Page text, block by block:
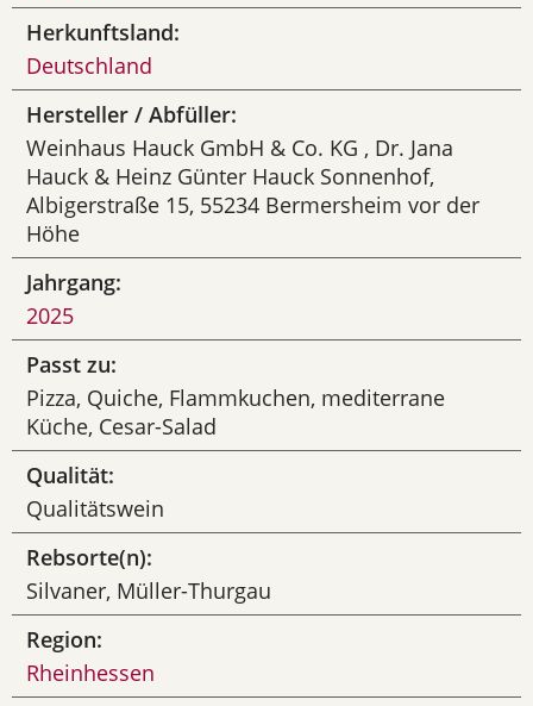
Herkunftsland:
Deutschland
Hersteller / Abfüller:
Weinhaus Hauck GmbH & Co. KG , Dr. Jana
Hauck & Heinz Günter Hauck Sonnenhof,
Albigerstraße 15, 55234 Bermersheim vor der
Höhe
Jahrgang:
2025
Passt zu:
Pizza, Quiche, Flammkuchen, mediterrane
Küche, Cesar-Salad
Qualität:
Qualitätswein
Rebsorte(n):
Silvaner, Müller-Thurgau
Region:
Rheinhessen